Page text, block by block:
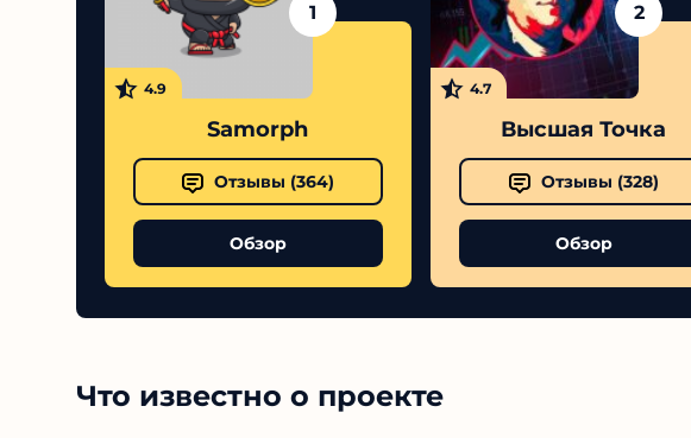
1
4.9
Samorph
Отзывы (364)
Обзор
2
4.7
Высшая Точка
Отзывы (328)
Обзор
Что известно о проекте